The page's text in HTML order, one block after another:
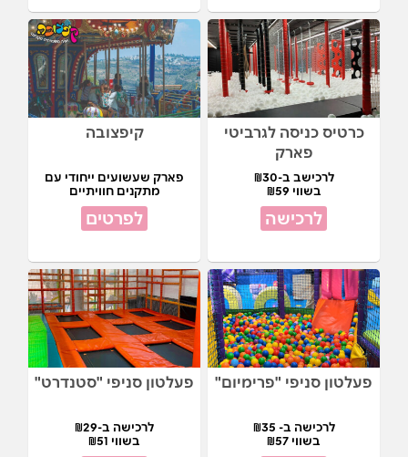
כרטיס כניסה לגרביטי
פארק
לרכישב ב-₪30
בשווי ₪59
לרכישה
קיפצובה
פארק שעשועים ייחודי עם
מתקנים חוויתיים
לפרטים
פעלטון סניפי "פרימיום"
לרכישה ב- ₪35
בשווי ₪57
פעלטון סניפי "סטנדרט"
לרכישה ב-₪29
בשווי ₪51